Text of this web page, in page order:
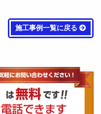
施工事例一覧に戻る